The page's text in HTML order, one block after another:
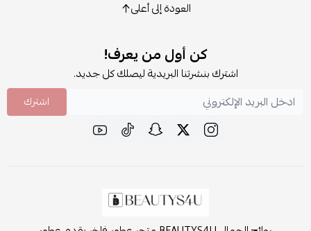
العودة إلى أعلى
كن أول من يعرف!
اشترك بنشرتنا البريدية ليصلك كل جديد.
اشترك